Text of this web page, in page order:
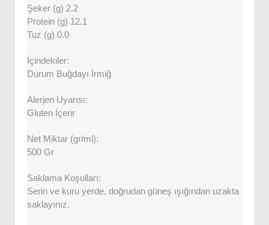
Şeker (g) 2.2
Protein (g) 12.1
Tuz (g) 0.0
İçindekiler:
Durum Buğdayı İrmiğ
Alerjen Uyarısı:
Gluten İçerir
Net Miktar (gr/ml):
500 Gr
Saklama Koşulları:
Serin ve kuru yerde, doğrudan güneş ışığından uzakta
saklayınız.